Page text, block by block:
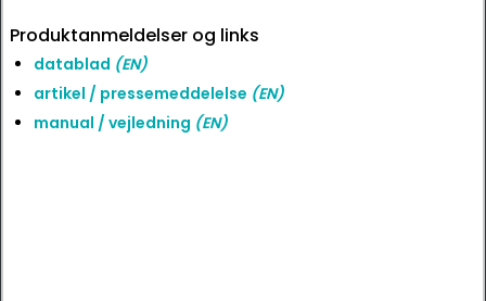
Produktanmeldelser og links
datablad (EN)
artikel / pressemeddelelse (EN)
manual / vejledning (EN)